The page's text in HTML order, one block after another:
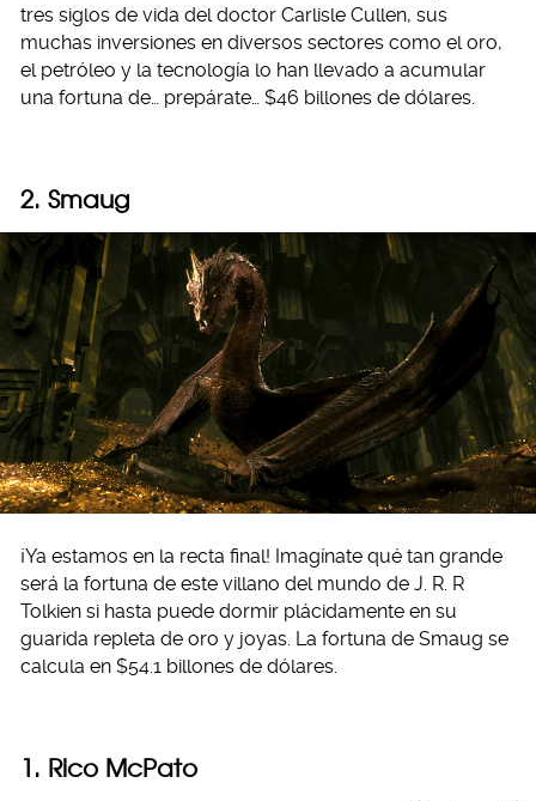
tres siglos de vida del doctor Carlisle Cullen, sus
muchas inversiones en diversos sectores como el oro,
el petróleo y la tecnología lo han llevado a acumular
una fortuna de… prepárate… $46 billones de dólares.
2. Smaug
¡Ya estamos en la recta final! Imagínate qué tan grande
será la fortuna de este villano del mundo de J. R. R
Tolkien si hasta puede dormir plácidamente en su
guarida repleta de oro y joyas. La fortuna de Smaug se
calcula en $54.1 billones de dólares.
1. Rico McPato